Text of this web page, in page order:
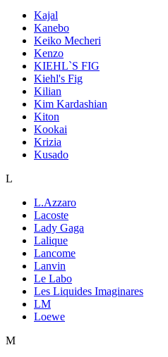
Kajal
Kanebo
Keiko Mecheri
Kenzo
KIEHL`S FIG
Kiehl's Fig
Kilian
Kim Kardashian
Kiton
Kookai
Krizia
Kusado
L
L.Azzaro
Lacoste
Lady Gaga
Lalique
Lancome
Lanvin
Le Labo
Les Liquides Imaginares
LM
Loewe
M